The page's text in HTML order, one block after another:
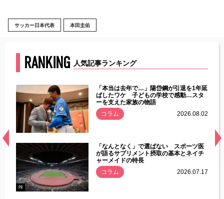
サッカー日本代表 本田圭佑
RANKING 人気記事ランキング
常
「本当は去年で…」陽岱鋼が引退を1年延
ばしたワケ 子どもの学校で感動…スタ
ーを支えた家族の物語
コラム
2026.08.02
PR
「なんとなく」で選ばない スポーツ医
が語るサプリメント摂取の基本とネイチ
ャーメイドの特長
コラム
2026.07.17